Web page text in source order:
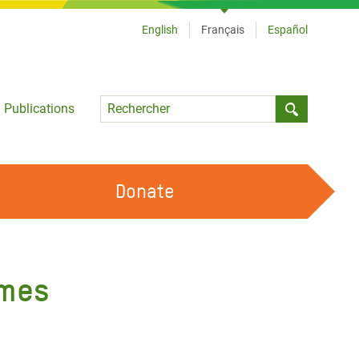
Publications
Language
English Français Español
DEVENIR BÉNÉVOLE
Donate